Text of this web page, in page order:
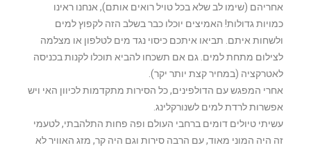
אחריהם (שימו לב שלא בכל טויל רואים אותם), אנחנו ראינו
כמויות גדולות! האמיצים יוכלו כבר בשלב הזה לקפוץ למים
ולשחות איתם. תביאו איתכם כיסוי נגד מים לטלפון או מצלמה
לצילום מתחת למים. גם אם תשכחו להביא תוכלו לקנות בכניסה
לאטרקציה (במחיר קצת יותר יקר).
אחרי המפגש עם הדולפינים, כל הסירות מתקדמות לכיוון האי ויש
אפשרות לרדת למים לשנורקלינג.
עשיתי טיולים דומים ברחבי העולם ופה פחות התלהבתי, לטעמי
זה היה המוני מאוד, עם הרבה סירות וגם היה קר, מזג האוויר לא